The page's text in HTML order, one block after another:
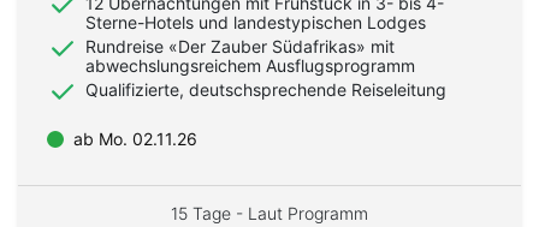
Sterne-Hotels und landestypischen Lodges
Rundreise «Der Zauber Südafrikas» mit
abwechslungsreichem Ausflugsprogramm
Qualifizierte, deutschsprechende Reiseleitung
ab Mo. 02.11.26
15 Tage - Laut Programm